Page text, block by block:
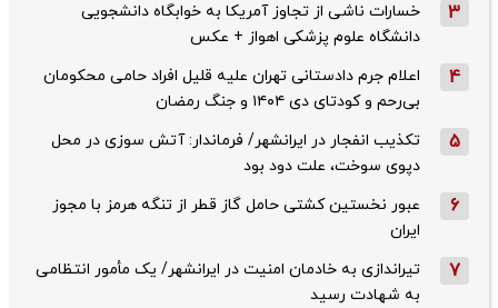
3
خسارات ناشی از تجاوز آمریکا به خوابگاه دانشجویی
دانشگاه علوم پزشکی اهواز + عکس
4
اعلام جرم دادستانی تهران علیه قلیل افراد حامی محکومان
بی‌رحم و کودتای دی‌ ۱۴۰۴ و جنگ رمضان
5
تکذیب ‌انفجار در ایرانشهر/ فرماندار: آتش سوزی در محل
دپوی سوخت، علت دود بود
6
عبور نخستین کشتی حامل گاز قطر از تنگه هرمز با مجوز
ایران
7
تیراندازی به خادمان امنیت در ایرانشهر/ یک مأمور انتظامی
به شهادت رسید